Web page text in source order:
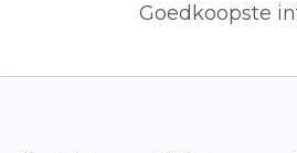
Goedkoopste